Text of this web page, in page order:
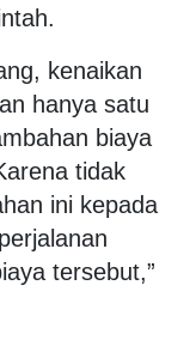
kenaikan
hanya satu
biaya
tidak
ini kepada
tersebut,”